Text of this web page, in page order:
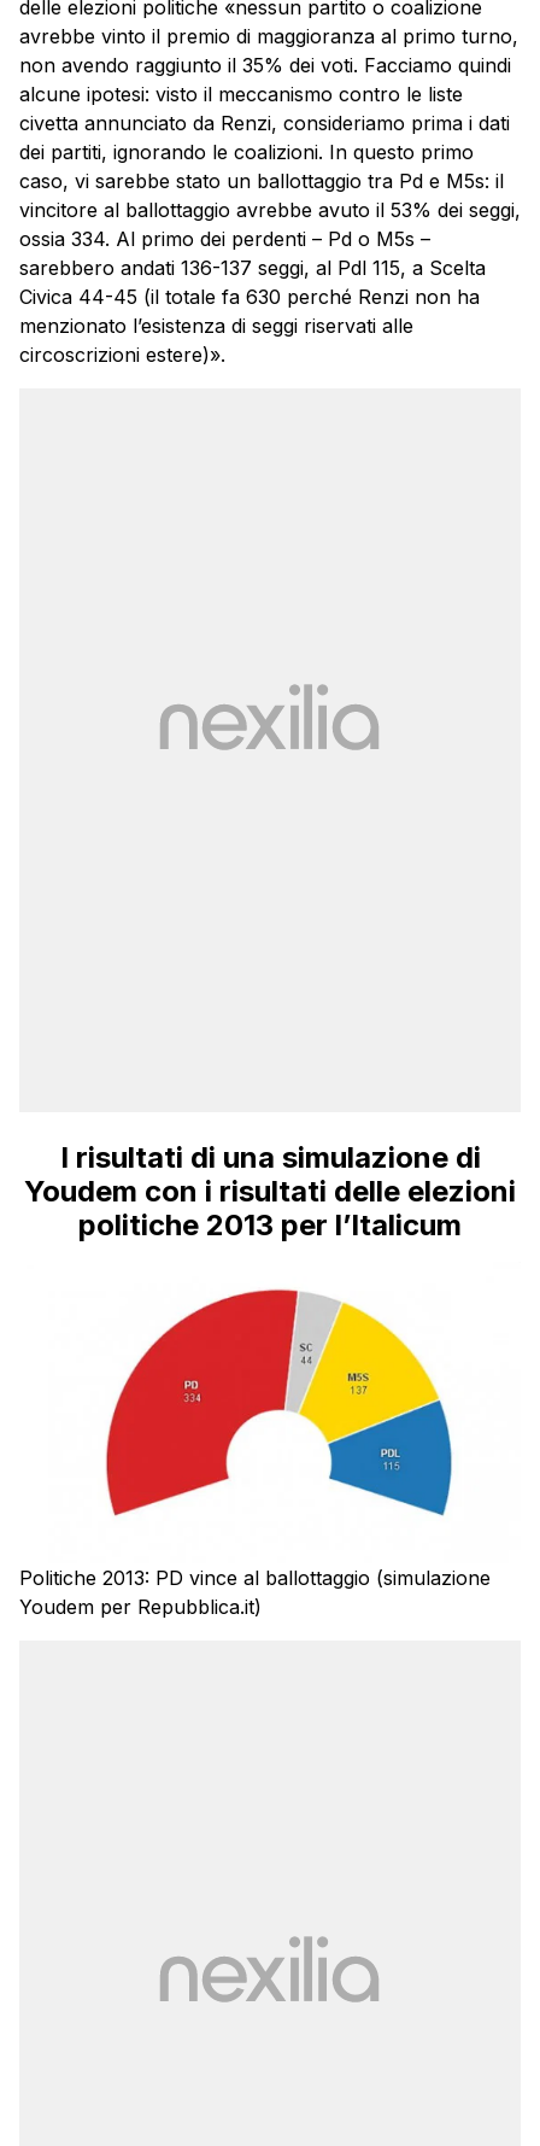
delle elezioni politiche «nessun partito o coalizione
avrebbe vinto il premio di maggioranza al primo turno,
non avendo raggiunto il 35% dei voti. Facciamo quindi
alcune ipotesi: visto il meccanismo contro le liste
civetta annunciato da Renzi, consideriamo prima i dati
dei partiti, ignorando le coalizioni. In questo primo
caso, vi sarebbe stato un ballottaggio tra Pd e M5s: il
vincitore al ballottaggio avrebbe avuto il 53% dei seggi,
ossia 334. Al primo dei perdenti – Pd o M5s –
sarebbero andati 136-137 seggi, al Pdl 115, a Scelta
Civica 44-45 (il totale fa 630 perché Renzi non ha
menzionato l’esistenza di seggi riservati alle
circoscrizioni estere)».
I risultati di una simulazione di
Youdem con i risultati delle elezioni
politiche 2013 per l’Italicum
Politiche 2013: PD vince al ballottaggio (simulazione
Youdem per Repubblica.it)